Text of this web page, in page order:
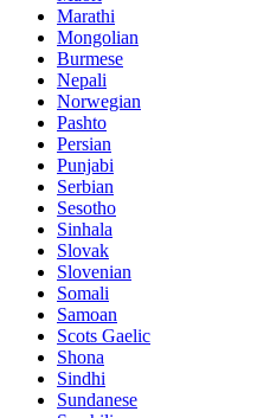
Marathi
Mongolian
Burmese
Nepali
Norwegian
Pashto
Persian
Punjabi
Serbian
Sesotho
Sinhala
Slovak
Slovenian
Somali
Samoan
Scots Gaelic
Shona
Sindhi
Sundanese